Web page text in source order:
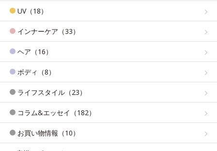
UV（18）
インナーケア（33）
ヘア（16）
ボディ（8）
ライフスタイル（23）
コラム&エッセイ（182）
お買い物情報（10）